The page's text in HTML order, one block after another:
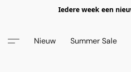
Iedere week een
Nieuw Summer Sale